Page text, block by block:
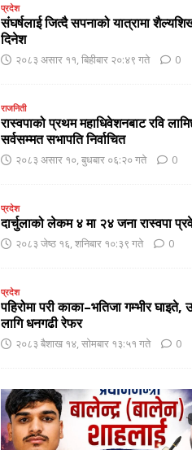
प्रदेश
संघर्षलाई जित्दै सपनाको यात्रामा
दिनेश
२०८३ असार ११, बिहीबार २०:४९ गते 0
राजनिती
रास्वपाको प्रथम महाधिवेशनबाट रवि
सर्वसम्मत सभापति निर्वाचित
२०८३ असार १०, बुधबार ०६:२० गते 0
प्रदेश
दार्चुलाको लेकम ४ मा २४ जना रास्वपा
२०८३ जेष्ठ १६, शनिबार १०:३९ गते 0
प्रदेश
पहिरोमा परी काका–भतिजा गम्भीर घाइते,
लागि धनगढी रेफर
२०८३ बैशाख १४, सोमबार १३:५१ गते 0